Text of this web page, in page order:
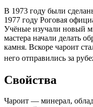
В 1973 году были
1977 году Роговая
Учёные изучали новый
мастера начали делать
камня. Вскоре чароит
него отправились за
Свойства
Чароит — минерал,